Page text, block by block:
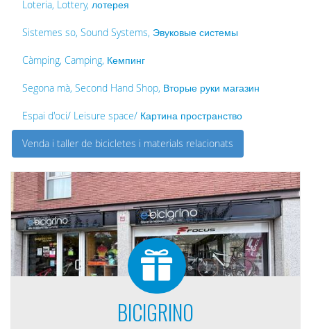
Loteria, Lottery, лотерея
Sistemes so, Sound Systems, Эвуковые системы
Càmping, Camping, Кемпинг
Segona mà, Second Hand Shop, Вторые руки магазин
Espai d'oci/ Leisure space/ Картина пространство
Venda i taller de bicicletes i materials relacionats
BICIGRINO